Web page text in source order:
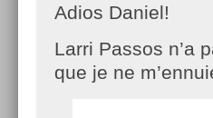
Adios Daniel!
Larri Passos n’a
que je ne